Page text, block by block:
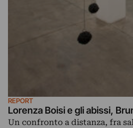
REPORT
Lorenza Boisi e gli abissi,
Un confronto a distanza, fra